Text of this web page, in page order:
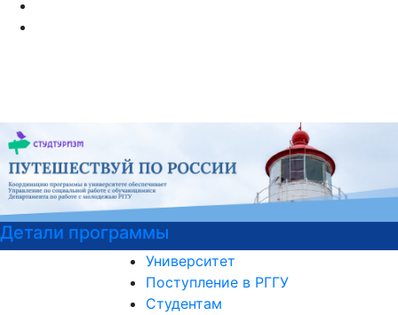
Детали программы
Университет
Поступление в РГГУ
Студентам